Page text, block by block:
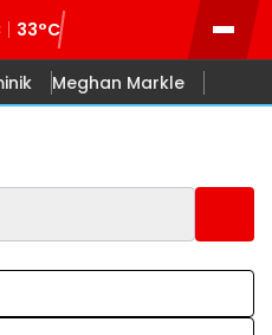
33°C
Meghan Markle